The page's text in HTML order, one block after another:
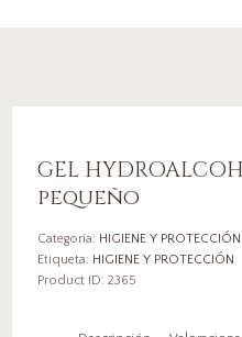
GEL
pequeño
Categoría: HIGIENE Y PROTECCIÓN
Etiqueta: HIGIENE Y PROTECCIÓN
Product ID: 2365